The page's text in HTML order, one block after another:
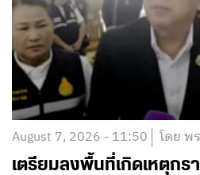
August 7, 2026 - 11:50 โดย พ
เตรียมลงพื้นที่เกิดเหตุก